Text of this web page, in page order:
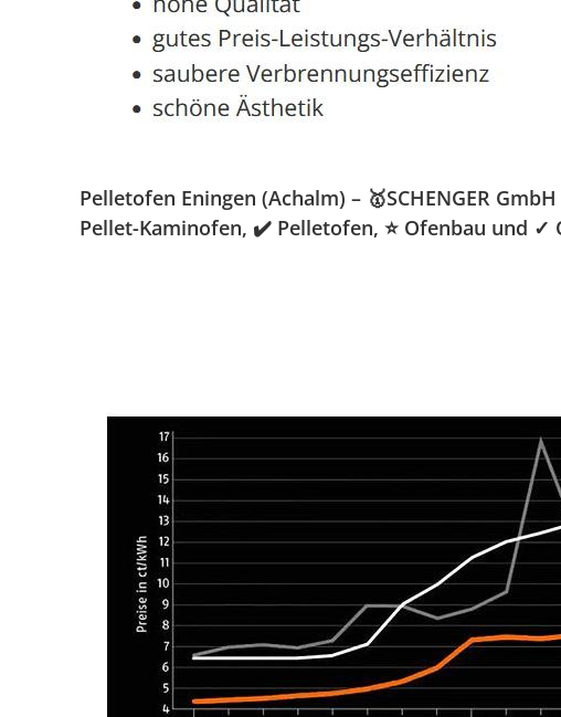
Pelletofen Eningen (Achalm) – 🥇SCHENGER
Pellet-Kaminofen, ✔️ Pelletofen, ⭐ Ofenbau und ✓